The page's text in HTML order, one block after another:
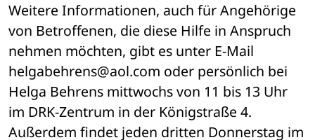
Weitere Informationen, auch für Angehörige
von Betroffenen, die diese Hilfe in Anspruch
nehmen möchten, gibt es unter E-Mail
helgabehrens@aol.com oder persönlich bei
Helga Behrens mittwochs von 11 bis 13 Uhr
im DRK-Zentrum in der Königstraße 4.
Außerdem findet jeden dritten Donnerstag im